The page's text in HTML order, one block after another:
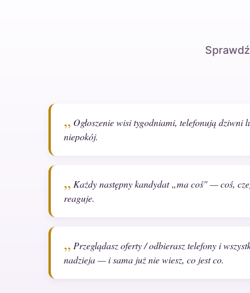
Ogłoszenie wisi tygodniami, telefonują dziwni
niepokój.
Każdy następny kandydat „ma coś" — coś,
reaguje.
Przeglądasz oferty / odbierasz telefony i
nadzieja — i sama już nie wiesz, co jest co.